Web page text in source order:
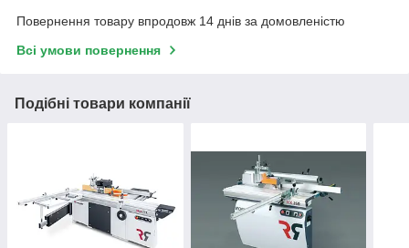
Повернення товару впродовж 14 днів за домовленістю
Всі умови повернення
Подібні товари компанії